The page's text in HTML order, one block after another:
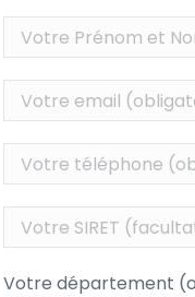
Votre département